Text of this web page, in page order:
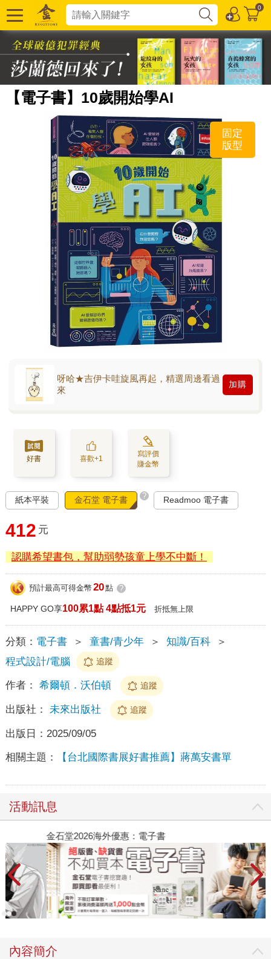
0
【電子書】10歲開始學AI
固定
版型
呀哈★吉伊卡哇旋風再起，精選周邊看過
來
加購
好書 喜歡+1
寫評價
賺金幣
紙本平裝 金石堂 電子書 ? Readmoo 電子書
412 元
認購希望書包，幫助弱勢孩童上學不中斷！
預計最高可得金幣 20點 ?
HAPPY GO享100累1點 4點抵1元 折抵無上限
分類： 電子書 ＞ 童書/青少年 ＞ 知識/百科
＞
程式設計/電腦
追蹤
作者： 希爾頓．沃伯頓 追蹤
出版社： 未來出版社 追蹤
出版日： 2025/09/05
相關主題： 【台北國際書展好書推薦】蔣萬安書單
活動訊息
金石堂2026海外優惠：電子書
內容簡介